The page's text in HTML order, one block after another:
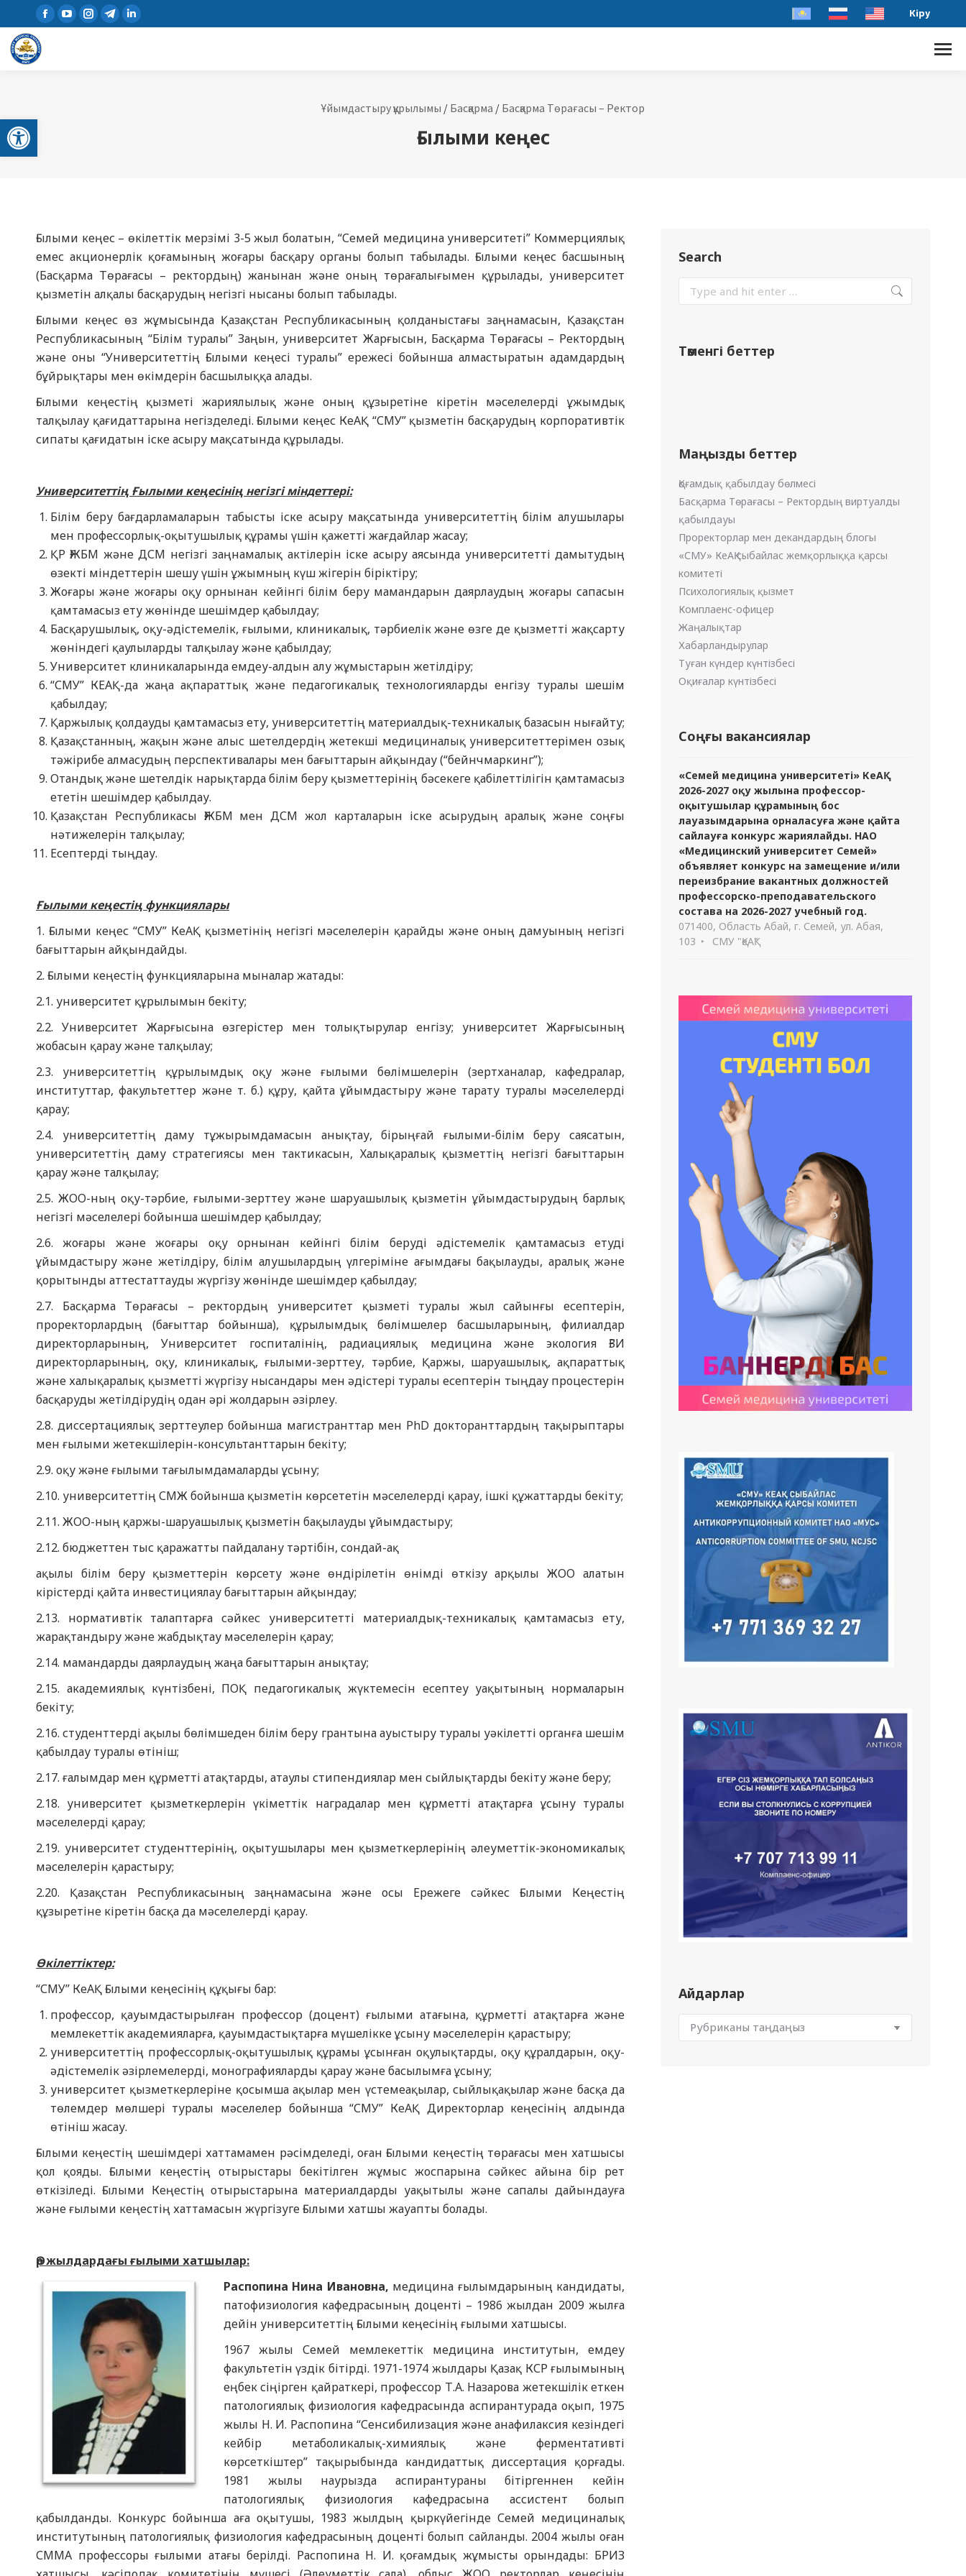
Open toolbar
Кіру
Ұйымдастыру құрылымы / Басқарма / Басқарма Төрағасы – Ректор
Ғылыми кеңес
Ғылыми кеңес – өкілеттік мерзімі 3-5 жыл болатын, “Семей медицина университеті” Коммерциялық
емес акционерлік қоғамының жоғары басқару органы болып табылады. Ғылыми кеңес басшының
(Басқарма Төрағасы – ректордың) жанынан және оның төрағалығымен құрылады, университет
қызметін алқалы басқарудың негізгі нысаны болып табылады.
Ғылыми кеңес өз жұмысында Қазақстан Республикасының қолданыстағы заңнамасын, Қазақстан
Республикасының “Білім туралы” Заңын, университет Жарғысын, Басқарма Төрағасы – Ректордың
және оны “Университеттің Ғылыми кеңесі туралы” ережесі бойынша алмастыратын адамдардың
бұйрықтары мен өкімдерін басшылыққа алады.
Ғылыми кеңестің қызметі жариялылық және оның құзыретіне кіретін мәселелерді ұжымдық
талқылау қағидаттарына негізделеді. Ғылыми кеңес КеАҚ “СМУ” қызметін басқарудың корпоративтік
сипаты қағидатын іске асыру мақсатында құрылады.
Университеттің Ғылыми кеңесінің негізгі міндеттері:
Білім беру бағдарламаларын табысты іске асыру мақсатында университеттің білім алушылары
мен профессорлық-оқытушылық құрамы үшін қажетті жағдайлар жасау;
ҚР ҒЖБМ және ДСМ негізгі заңнамалық актілерін іске асыру аясында университетті дамытудың
өзекті міндеттерін шешу үшін ұжымның күш жігерін біріктіру;
Жоғары және жоғары оқу орнынан кейінгі білім беру мамандарын даярлаудың жоғары сапасын
қамтамасыз ету жөнінде шешімдер қабылдау;
Басқарушылық, оқу-әдістемелік, ғылыми, клиникалық, тәрбиелік және өзге де қызметті жақсарту
жөніндегі қаулыларды талқылау және қабылдау;
Университет клиникаларында емдеу-алдын алу жұмыстарын жетілдіру;
“СМУ” КЕАҚ-да жаңа ақпараттық және педагогикалық технологияларды енгізу туралы шешім
қабылдау;
Қаржылық қолдауды қамтамасыз ету, университеттің материалдық-техникалық базасын нығайту;
Қазақстанның, жақын және алыс шетелдердің жетекші медициналық университеттерімен озық
тәжірибе алмасудың перспективалары мен бағыттарын айқындау (“бейнчмаркинг”);
Отандық және шетелдік нарықтарда білім беру қызметтерінің бәсекеге қабілеттілігін қамтамасыз
ететін шешімдер қабылдау.
Қазақстан Республикасы ҒЖБМ мен ДСМ жол карталарын іске асырудың аралық және соңғы
нәтижелерін талқылау;
Есептерді тыңдау.
Ғылыми кеңестің функциялары
1. Ғылыми кеңес “СМУ” КеАҚ қызметінің негізгі мәселелерін қарайды және оның дамуының негізгі
бағыттарын айқындайды.
2. Ғылыми кеңестің функцияларына мыналар жатады:
2.1. университет құрылымын бекіту;
2.2. Университет Жарғысына өзгерістер мен толықтырулар енгізу; университет Жарғысының
жобасын қарау және талқылау;
2.3. университеттің құрылымдық оқу және ғылыми бөлімшелерін (зертханалар, кафедралар,
институттар, факультеттер және т. б.) құру, қайта ұйымдастыру және тарату туралы мәселелерді
қарау;
2.4. университеттің даму тұжырымдамасын анықтау, бірыңғай ғылыми-білім беру саясатын,
университеттің даму стратегиясы мен тактикасын, Халықаралық қызметтің негізгі бағыттарын
қарау және талқылау;
2.5. ЖОО-ның оқу-тәрбие, ғылыми-зерттеу және шаруашылық қызметін ұйымдастырудың барлық
негізгі мәселелері бойынша шешімдер қабылдау;
2.6. жоғары және жоғары оқу орнынан кейінгі білім беруді әдістемелік қамтамасыз етуді
ұйымдастыру және жетілдіру, білім алушылардың үлгеріміне ағымдағы бақылауды, аралық және
қорытынды аттестаттауды жүргізу жөнінде шешімдер қабылдау;
2.7. Басқарма Төрағасы – ректордың университет қызметі туралы жыл сайынғы есептерін,
проректорлардың (бағыттар бойынша), құрылымдық бөлімшелер басшыларының, филиалдар
директорларының, Университет госпиталінің, радиациялық медицина және экология ҒЗИ
директорларының, оқу, клиникалық, ғылыми-зерттеу, тәрбие, Қаржы, шаруашылық, ақпараттық
және халықаралық қызметті жүргізу нысандары мен әдістері туралы есептерін тыңдау процестерін
басқаруды жетілдірудің одан әрі жолдарын әзірлеу.
2.8. диссертациялық зерттеулер бойынша магистранттар мен PhD докторанттардың тақырыптары
мен ғылыми жетекшілерін-консультанттарын бекіту;
2.9. оқу және ғылыми тағылымдамаларды ұсыну;
2.10. университеттің СМЖ бойынша қызметін көрсететін мәселелерді қарау, ішкі құжаттарды бекіту;
2.11. ЖОО-ның қаржы-шаруашылық қызметін бақылауды ұйымдастыру;
2.12. бюджеттен тыс қаражатты пайдалану тәртібін, сондай-ақ
ақылы білім беру қызметтерін көрсету және өндірілетін өнімді өткізу арқылы ЖОО алатын
кірістерді қайта инвестициялау бағыттарын айқындау;
2.13. нормативтік талаптарға сәйкес университетті материалдық-техникалық қамтамасыз ету,
жарақтандыру және жабдықтау мәселелерін қарау;
2.14. мамандарды даярлаудың жаңа бағыттарын анықтау;
2.15. академиялық күнтізбені, ПОҚ педагогикалық жүктемесін есептеу уақытының нормаларын
бекіту;
2.16. студенттерді ақылы бөлімшеден білім беру грантына ауыстыру туралы уәкілетті органға шешім
қабылдау туралы өтініш;
2.17. ғалымдар мен құрметті атақтарды, атаулы стипендиялар мен сыйлықтарды бекіту және беру;
2.18. университет қызметкерлерін үкіметтік наградалар мен құрметті атақтарға ұсыну туралы
мәселелерді қарау;
2.19. университет студенттерінің, оқытушылары мен қызметкерлерінің әлеуметтік-экономикалық
мәселелерін қарастыру;
2.20. Қазақстан Республикасының заңнамасына және осы Ережеге сәйкес Ғылыми Кеңестің
құзыретіне кіретін басқа да мәселелерді қарау.
Өкілеттіктер:
“СМУ” КеАҚ Ғылыми кеңесінің құқығы бар:
профессор, қауымдастырылған профессор (доцент) ғылыми атағына, құрметті атақтарға және
мемлекеттік академияларға, қауымдастықтарға мүшелікке ұсыну мәселелерін қарастыру;
университеттің профессорлық-оқытушылық құрамы ұсынған оқулықтарды, оқу құралдарын, оқу-
әдістемелік әзірлемелерді, монографияларды қарау және басылымға ұсыну;
университет қызметкерлеріне қосымша ақылар мен үстемеақылар, сыйлықақылар және басқа да
төлемдер мөлшері туралы мәселелер бойынша “СМУ” КеАҚ Директорлар кеңесінің алдында
өтініш жасау.
Ғылыми кеңестің шешімдері хаттамамен рәсімделеді, оған Ғылыми кеңестің төрағасы мен хатшысы
қол қояды. Ғылыми кеңестің отырыстары бекітілген жұмыс жоспарына сәйкес айына бір рет
өткізіледі. Ғылыми Кеңестің отырыстарына материалдарды уақытылы және сапалы дайындауға
және ғылыми кеңестің хаттамасын жүргізуге Ғылыми хатшы жауапты болады.
Әр жылдардағы ғылыми хатшылар:
Распопина Нина Ивановна, медицина ғылымдарының кандидаты,
патофизиология кафедрасының доценті – 1986 жылдан 2009 жылға
дейін университеттің Ғылыми кеңесінің ғылыми хатшысы.
1967 жылы Семей мемлекеттік медицина институтын, емдеу
факультетін үздік бітірді. 1971-1974 жылдары Қазақ КСР ғылымының
еңбек сіңірген қайраткері, профессор Т.А. Назарова жетекшілік еткен
патологиялық физиология кафедрасында аспирантурада оқып, 1975
жылы Н. И. Распопина “Сенсибилизация және анафилаксия кезіндегі
кейбір метаболикалық-химиялық және ферментативті
көрсеткіштер” тақырыбында кандидаттық диссертация қорғады.
1981 жылы наурызда аспирантураны бітіргеннен кейін
патологиялық физиология кафедрасына ассистент болып
қабылданды. Конкурс бойынша аға оқытушы, 1983 жылдың қыркүйегінде Семей медициналық
институтының патологиялық физиология кафедрасының доценті болып сайланды. 2004 жылы оған
СММА профессоры ғылыми атағы берілді. Распопина Н. И. қоғамдық жұмысты орындады: БРИЗ
Search
Төменгі беттер
Маңызды беттер
Қоғамдық қабылдау бөлмесі
Басқарма Төрағасы – Ректордың виртуалды
қабылдауы
Проректорлар мен декандардың блогы
«СМУ» КеАҚ сыбайлас жемқорлыққа қарсы
комитеті
Психологиялық қызмет
Комплаенс-офицер
Жаңалықтар
Хабарландырулар
Туған күндер күнтізбесі
Оқиғалар күнтізбесі
Соңғы вакансиялар
«Семей медицина университеті» КеАҚ
2026-2027 оқу жылына профессор-
оқытушылар құрамының бос
лауазымдарына орналасуға және қайта
сайлауға конкурс жариялайды. НАО
«Медицинский университет Семей»
объявляет конкурс на замещение и/или
переизбрание вакантных должностей
профессорско-преподавательского
состава на 2026-2027 учебный год.
071400, Область Абай, г. Семей, ул. Абая,
103
СМУ "ҚеАҚ"
Айдарлар